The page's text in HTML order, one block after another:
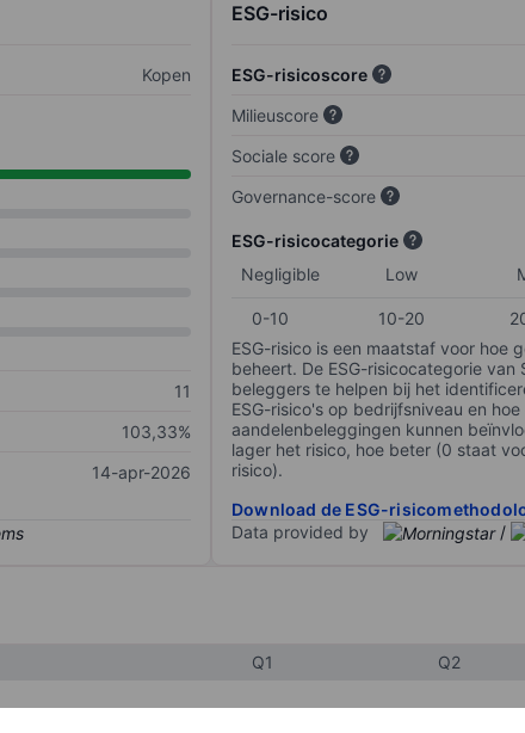
Kopen
11
103,33%
14-apr-2026
ESG-risico
ESG-risicoscore
Milieuscore
Sociale score
Governance-score
ESG-risicocategorie
Negligible
Low
0-10 10-20
ESG-risico is een maatstaf voor hoe
beheert. De ESG-risicocategorie
beleggers te helpen bij het
ESG-risico's op bedrijfsniveau en
aandelenbeleggingen kunnen
lager het risico, hoe beter (0 staat
risico).
Download de ESG-
Data provided by
/
Q1 Q2